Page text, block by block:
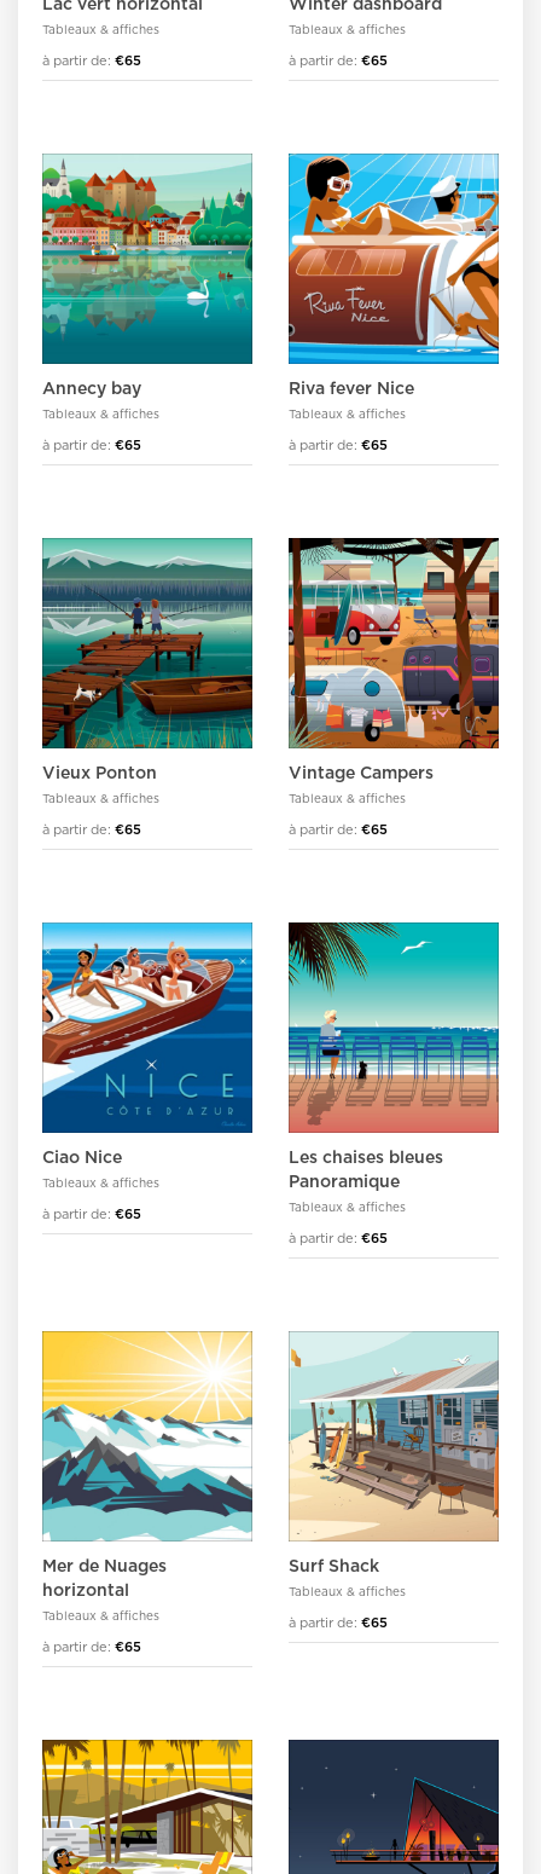
Lac vert horizontal
Tableaux & affiches
à partir de: €65
Winter dashboard
Tableaux & affiches
à partir de: €65
Annecy bay
Tableaux & affiches
à partir de: €65
Riva fever Nice
Tableaux & affiches
à partir de: €65
Vieux Ponton
Tableaux & affiches
à partir de: €65
Vintage Campers
Tableaux & affiches
à partir de: €65
Ciao Nice
Tableaux & affiches
à partir de: €65
Les chaises bleues
Panoramique
Tableaux & affiches
à partir de: €65
Mer de Nuages
horizontal
Tableaux & affiches
à partir de: €65
Surf Shack
Tableaux & affiches
à partir de: €65